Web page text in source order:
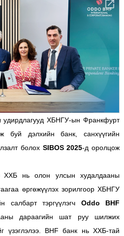
удирдлагууд ХБНГУ-ын Франкфурт
буй дэлхийн банк, санхүүгийн
болох SIBOS 2025-д оролцож
ХХБ нь олон улсын худалдааны
өргөжүүлэх зорилгоор ХБНГУ
салбарт тэргүүлэгч Oddo BHF
дараагийн шат руу шилжих
үзэглэлээ. BHF банк нь ХХБ-тай